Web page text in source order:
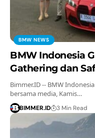
BMW NEWS
BMW Indonesia
Gathering dan
Bimmer.ID -- BMW
bersama media, Kamis…
BIMMER.ID 3 Min Read